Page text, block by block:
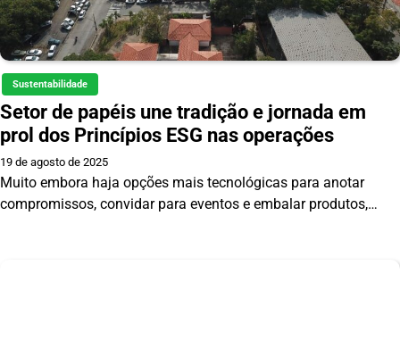
Sustentabilidade
Setor de papéis une tradição e jornada em
prol dos Princípios ESG nas operações
19 de agosto de 2025
Muito embora haja opções mais tecnológicas para anotar
compromissos, convidar para eventos e embalar produtos,…